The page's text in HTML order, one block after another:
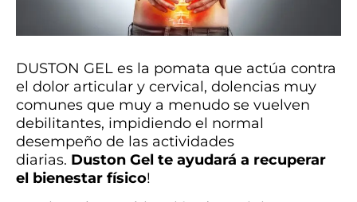
DUSTON GEL es la pomata que actúa contra
el dolor articular y cervical, dolencias muy
comunes que muy a menudo se vuelven
debilitantes, impidiendo el normal
desempeño de las actividades
diarias. Duston Gel te ayudará a recuperar
el bienestar físico!